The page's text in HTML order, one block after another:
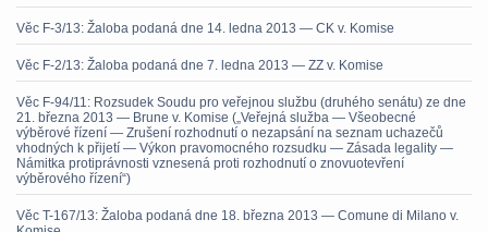
Věc F-3/13: Žaloba podaná dne 14. ledna 2013 — CK v. Komise
Věc F-2/13: Žaloba podaná dne 7. ledna 2013 — ZZ v. Komise
Věc F-94/11: Rozsudek Soudu pro veřejnou službu (druhého senátu) ze dne
21. března 2013 — Brune v. Komise („Veřejná služba — Všeobecné
výběrové řízení — Zrušení rozhodnutí o nezapsání na seznam uchazečů
vhodných k přijetí — Výkon pravomocného rozsudku — Zásada legality —
Námitka protiprávnosti vznesená proti rozhodnutí o znovuotevření
výběrového řízení“)
Věc T-167/13: Žaloba podaná dne 18. března 2013 — Comune di Milano v.